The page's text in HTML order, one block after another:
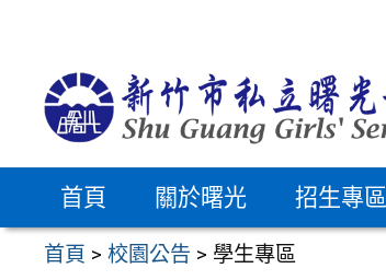
首頁 關於曙光 招生專區
首頁 >校園公告 > 學生專區